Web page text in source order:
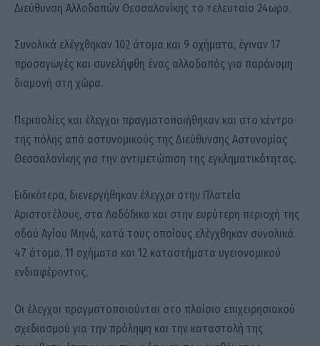
Διεύθυνση Αλλοδαπών Θεσσαλονίκης το τελευταίο 24ωρο.
Συνολικά ελέγχθηκαν 102 άτομα και 9 οχήματα, έγιναν 17
προσαγωγές και συνελήφθη ένας αλλοδαπός για παράνομη
διαμονή στη χώρα.
Περιπολίες και έλεγχοι πραγματοποιήθηκαν και στο κέντρο
της πόλης από αστυνομικούς της Διεύθυνσης Αστυνομίας
Θεσσαλονίκης για την αντιμετώπιση της εγκληματικότητας.
Ειδικότερα, διενεργήθηκαν έλεγχοι στην Πλατεία
Αριστοτέλους, στα Λαδάδικα και στην ευρύτερη περιοχή της
οδού Αγίου Μηνά, κατά τους οποίους ελέγχθηκαν συνολικά
47 άτομα, 11 οχήματα και 12 καταστήματα υγειονομικού
ενδιαφέροντος.
Οι έλεγχοι πραγματοποιούνται στο πλαίσιο επιχειρησιακού
σχεδιασμού για την πρόληψη και την καταστολή της